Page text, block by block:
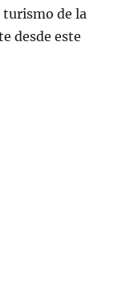
de la
desde este